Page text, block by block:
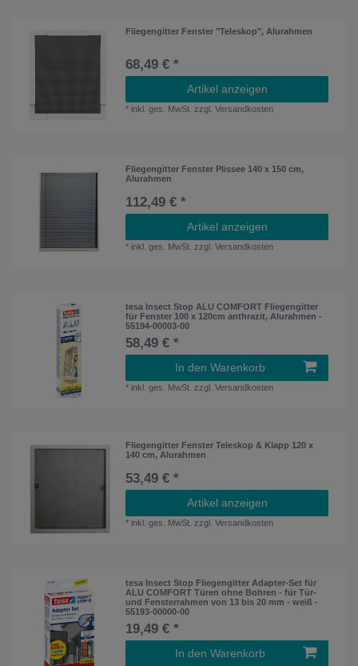
Fliegengitter Fenster "Teleskop", Alurahmen
68,49 € *
Artikel anzeigen
* inkl. ges. MwSt. zzgl.Versandkosten
Fliegengitter Fenster Plissee 140 x 150 cm,
Alurahmen
112,49 € *
Artikel anzeigen
* inkl. ges. MwSt. zzgl.Versandkosten
tesa Insect Stop ALU COMFORT Fliegengitter
für Fenster 100 x 120cm anthrazit, Alurahmen -
55194-00003-00
58,49 € *
In den Warenkorb
* inkl. ges. MwSt. zzgl.Versandkosten
Fliegengitter Fenster Teleskop & Klapp 120 x
140 cm, Alurahmen
53,49 € *
Artikel anzeigen
* inkl. ges. MwSt. zzgl.Versandkosten
tesa Insect Stop Fliegengitter Adapter-Set für
ALU COMFORT Türen ohne Bohren - für Tür-
und Fensterrahmen von 13 bis 20 mm - weiß -
55193-00000-00
19,49 € *
In den Warenkorb